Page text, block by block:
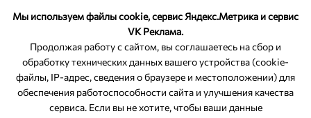
Мы используем файлы cookie, сервис Яндекс.Метрика и сервис
VK Реклама.
Продолжая работу с сайтом, вы соглашаетесь на сбор и
обработку технических данных вашего устройства (cookie-
файлы, IP-адрес, сведения о браузере и местоположении) для
обеспечения работоспособности сайта и улучшения качества
сервиса. Если вы не хотите, чтобы ваши данные
ОБРАТНАЯ СВЯЗЬ
8-800-350-46-10